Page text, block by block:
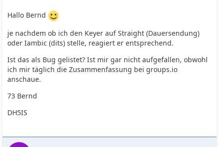
Hallo Bernd
je nachdem ob ich den Keyer auf Straight (Dauersendung)
oder Iambic (dits) stelle, reagiert er entsprechend.
Ist das als Bug gelistet? Ist mir gar nicht aufgefallen, obwohl
ich mir täglich die Zusammenfassung bei groups.io
anschaue.
73 Bernd
DH5IS